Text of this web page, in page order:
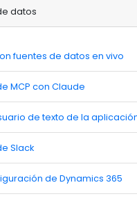
datos
fuentes de datos en vivo
MCP con Claude
de texto de la aplicación
Slack
de Dynamics 365